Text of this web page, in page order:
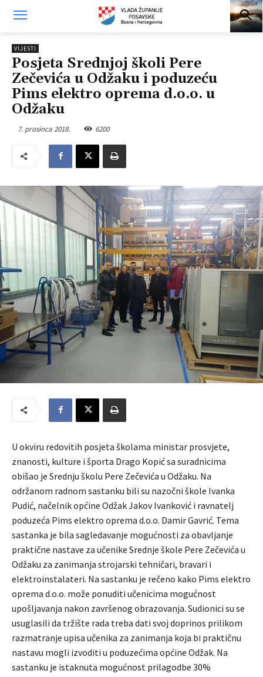
VIJESTI
Posjeta Srednjoj školi Pere
Zečevića u Odžaku i poduzeću
Pims elektro oprema d.o.o. u
Odžaku
7. prosinca 2018. 6200
U okviru redovitih posjeta školama ministar prosvjete,
znanosti, kulture i športa Drago Kopić sa suradnicima
obišao je Srednju školu Pere Zečevića u Odžaku. Na
održanom radnom sastanku bili su nazočni škole Ivanka
Pudić, načelnik općine Odžak Jakov Ivanković i ravnatelj
poduzeća Pims elektro oprema d.o.o. Damir Gavrić. Tema
sastanka je bila sagledavanje mogućnosti za obavljanje
praktične nastave za učenike Srednje škole Pere Zečevića u
Odžaku za zanimanja strojarski tehničari, bravari i
elektroinstalateri. Na sastanku je rečeno kako Pims elektro
oprema d.o.o. može ponuditi učenicima mogućnost
upošljavanja nakon završenog obrazovanja. Sudionici su se
usuglasili da tržište rada treba dati svoj doprinos prilikom
razmatranje upisa učenika za zanimanja koja bi praktičnu
nastavu mogli izvoditi u poduzećima općine Odžak. Na
sastanku je istaknuta mogućnost prilagodbe 30%